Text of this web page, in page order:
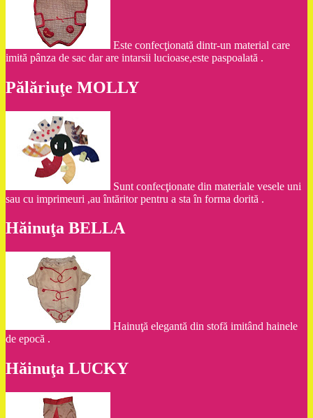
Este confecţionată dintr-un material care
imită pânza de sac dar are intarsii lucioase,este paspoalată .
Pălăriuţe MOLLY
Sunt confecţionate din materiale vesele uni
sau cu imprimeuri ,au întăritor pentru a sta în forma dorită .
Hăinuţa BELLA
Hainuţă elegantă din stofă imitând hainele
de epocă .
Hăinuţa LUCKY